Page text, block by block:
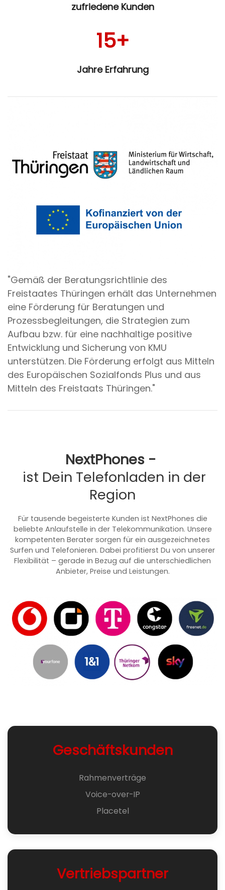
zufriedene Kunden
15+
Jahre Erfahrung
"Gemäß der Beratungsrichtlinie des
Freistaates Thüringen erhält das Unternehmen
eine Förderung für Beratungen und
Prozessbegleitungen, die Strategien zum
Aufbau bzw. für eine nachhaltige positive
Entwicklung und Sicherung von KMU
unterstützen. Die Förderung erfolgt aus Mitteln
des Europäischen Sozialfonds Plus und aus
Mitteln des Freistaats Thüringen."
NextPhones -
ist Dein Telefonladen in der
Region
Für tausende begeisterte Kunden ist NextPhones die
beliebte Anlaufstelle in der Telekommunikation. Unsere
kompetenten Berater sorgen für ein ausgezeichnetes
Surfen und Telefonieren. Dabei profitierst Du von unserer
Flexibilität – gerade in Bezug auf die unterschiedlichen
Anbieter, Preise und Leistungen.
Geschäftskunden
Rahmenverträge
Voice-over-IP
Placetel
Vertriebspartner